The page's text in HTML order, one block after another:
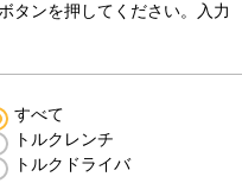
タンを押してください。入力
すべて
トルクレンチ
トルクドライバ